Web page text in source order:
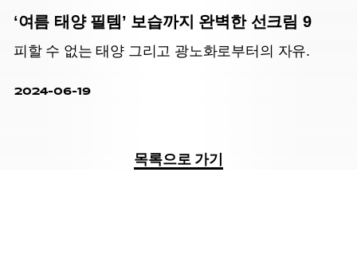
‘여름 태양 필템’ 보습까지 완벽한 선크림 9
피할 수 없는 태양 그리고 광노화로부터의 자유.
2024-06-19
목록으로 가기